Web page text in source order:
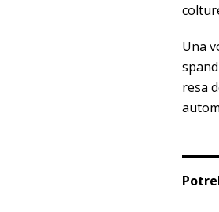
Una
resa